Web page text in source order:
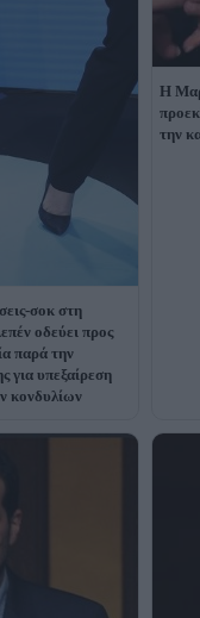
σοκ στη
οδεύει προς
παρά την
για υπεξαίρεση
κονδυλίων
Η
την